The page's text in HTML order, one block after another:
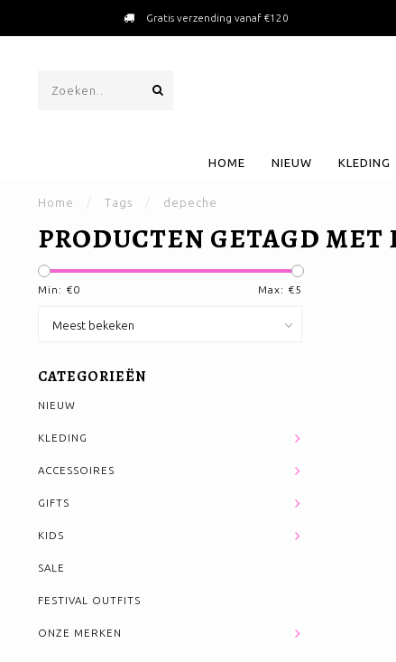
Gratis verzending vanaf €120
HOME NIEUW KLEDING
Home / Tags / depeche
PRODUCTEN GETAGD MET
Min: €0 Max: €5
CATEGORIEËN
NIEUW
KLEDING
ACCESSOIRES
GIFTS
KIDS
SALE
FESTIVAL OUTFITS
ONZE MERKEN